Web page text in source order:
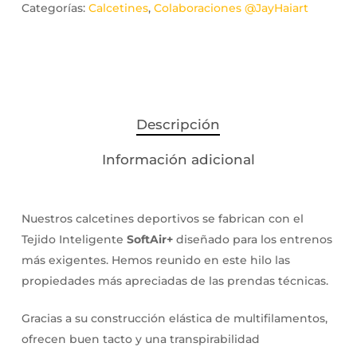
Categorías: Calcetines, Colaboraciones @JayHaiart
Descripción
Información adicional
Nuestros calcetines deportivos se fabrican con el
Tejido Inteligente SoftAir+diseñado para los entrenos
más exigentes. Hemos reunido en este hilo las
propiedades más apreciadas de las prendas técnicas.
Gracias a su construcción elástica de multifilamentos,
ofrecen buen tacto y una transpirabilidad